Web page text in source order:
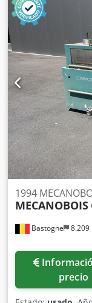
Bastogne 8.209
1994
MECANOBOIS
Información de
precio